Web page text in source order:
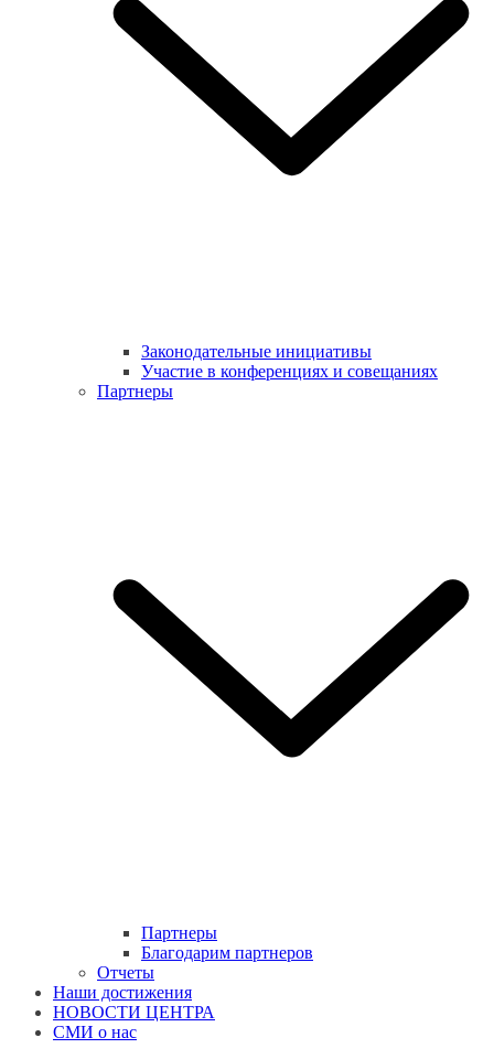
Законодательные инициативы
Участие в конференциях и совещаниях
Партнеры
Партнеры
Благодарим партнеров
Отчеты
Наши достижения
НОВОСТИ ЦЕНТРА
СМИ о нас